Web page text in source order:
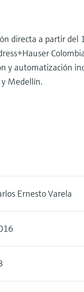
directa a partir
y automatización
Medellín.
Ernesto Varela